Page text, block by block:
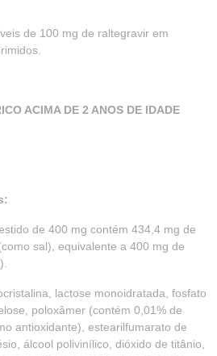
de 100 mg de raltegravir em
ACIMA DE 2 ANOS DE IDADE
de 400 mg contém 434,4 mg de
sal), equivalente a 400 mg de
lactose monoidratada, fosfato
poloxâmer (contém 0,01% de
antioxidante), estearilfumarato de
álcool polivinílico, dióxido de titânio,